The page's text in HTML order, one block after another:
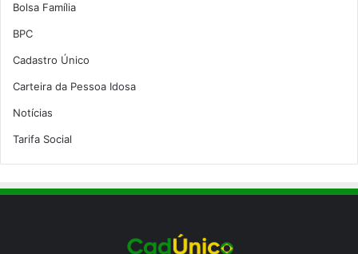
Bolsa Família
BPC
Cadastro Único
Carteira da Pessoa Idosa
Notícias
Tarifa Social